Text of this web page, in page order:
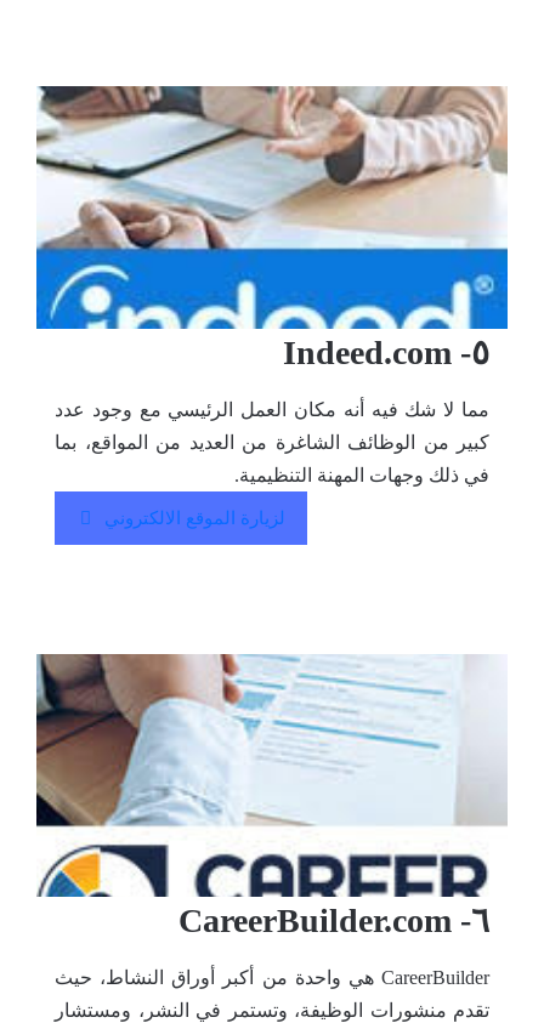
٥- Indeed.com
مما لا شك فيه أنه مكان العمل الرئيسي مع وجود عدد
كبير من الوظائف الشاغرة من العديد من المواقع، بما
في ذلك وجهات المهنة التنظيمية.
لزيارة الموقع الالكتروني
٦- CareerBuilder.com
CareerBuilder هي واحدة من أكبر أوراق النشاط، حيث
تقدم منشورات الوظيفة، وتستمر في النشر، ومستشار